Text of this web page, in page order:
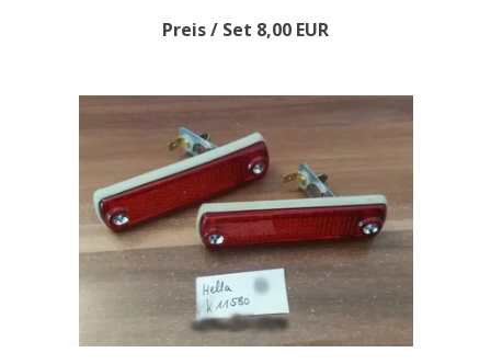
Preis / Set 8,00 EUR